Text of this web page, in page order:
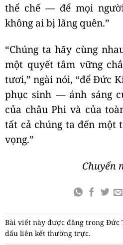
thể chế — để mọi
không ai bị lãng quên.”
“Chúng ta hãy cùng
một quyết tâm vững
tươi,” ngài nói, “để Đức
phục sinh — ánh sáng
của châu Phi và của
tất cả chúng ta đến một
vọng.”
Chuyển
Bài viết này được đăng trong Đức
dấu liên kết thường trực.